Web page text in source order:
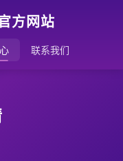
方网站
联系我们